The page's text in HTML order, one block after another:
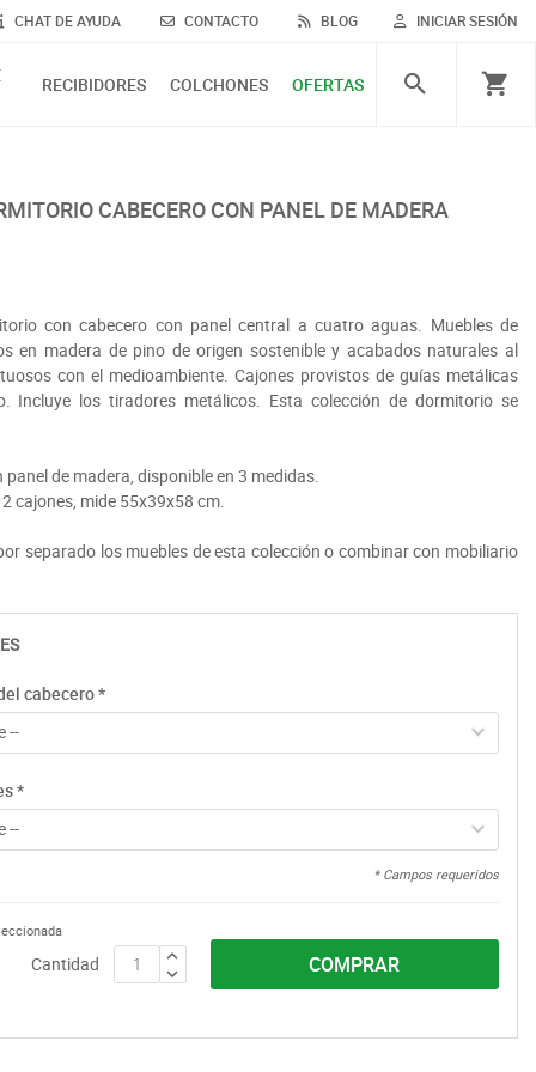
INICIAR SESIÓN
CHAT DE AYUDA CONTACTO BLOG
RECIBIDORES COLCHONES OFERTAS
con cabecero con panel central a cuatro aguas. Muebles de
en madera de pino de origen sostenible y acabados naturales al
con el medioambiente. Cajones provistos de guías metálicas
Incluye los tiradores metálicos. Esta colección de dormitorio se
de madera, disponible en 3 medidas.
cajones, mide 55x39x58 cm.
separado los muebles de esta colección o combinar con mobiliario
cabecero*
--
*
--
* Campos requeridos
Cantidad COMPRAR